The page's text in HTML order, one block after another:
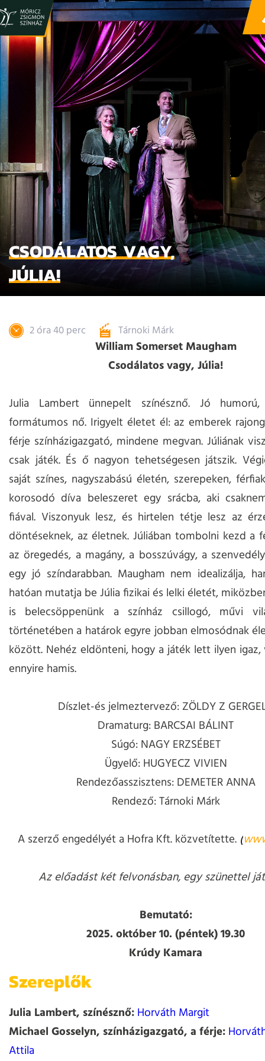
CSODÁLATOS VAGY,
JÚLIA!
2 óra 40 perc Tárnoki Márk
William Somerset Maugham
Csodálatos vagy, Júlia!
Julia Lambert ünnepelt színésznő. Jó humorú,
formátumos nő. Irigyelt életet él: az emberek
férje színházigazgató, mindene megvan. Júliának
csak játék. És ő nagyon tehetségesen játszik.
saját színes, nagyszabású életén, szerepeken,
korosodó díva beleszeret egy srácba, aki
fiával. Viszonyuk lesz, és hirtelen tétje lesz az
döntéseknek, az életnek. Júliában tombolni kezd a
az öregedés, a magány, a bosszúvágy, a
egy jó színdarabban. Maugham nem idealizálja,
hatóan mutatja be Júlia fizikai és lelki életét,
is belecsöppenünk a színház csillogó, művi
történetében a határok egyre jobban elmosódnak
között. Nehéz eldönteni, hogy a játék lett ilyen
ennyire hamis.
Díszlet-és jelmeztervező: ZÖLDY Z
Dramaturg: BARCSAI BÁLINT
Súgó: NAGY ERZSÉBET
Ügyelő: HUGYECZ VIVIEN
Rendezőasszisztens: DEMETER ANNA
Rendező: Tárnoki Márk
A szerző engedélyét a Hofra Kft. közvetítette. (
Az előadást két felvonásban, egy szünettel
Bemutató:
2025. október 10. (péntek) 19.30
Krúdy Kamara
Szereplők
Julia Lambert, színésznő:Horváth Margit
Michael Gosselyn, színházigazgató, a férje:
Attila